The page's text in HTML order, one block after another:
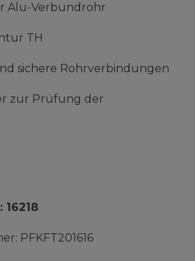
Alu-Verbundrohr
TH
sichere Rohrverbindungen
zur Prüfung der
16218
PFKFT201616